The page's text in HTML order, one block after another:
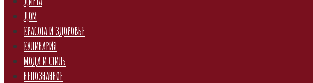
ДОМ
КРАСОТА И ЗДОРОВЬЕ
КУЛИНАРИЯ
МОДА И СТИЛЬ
НЕПОЗНАННОЕ